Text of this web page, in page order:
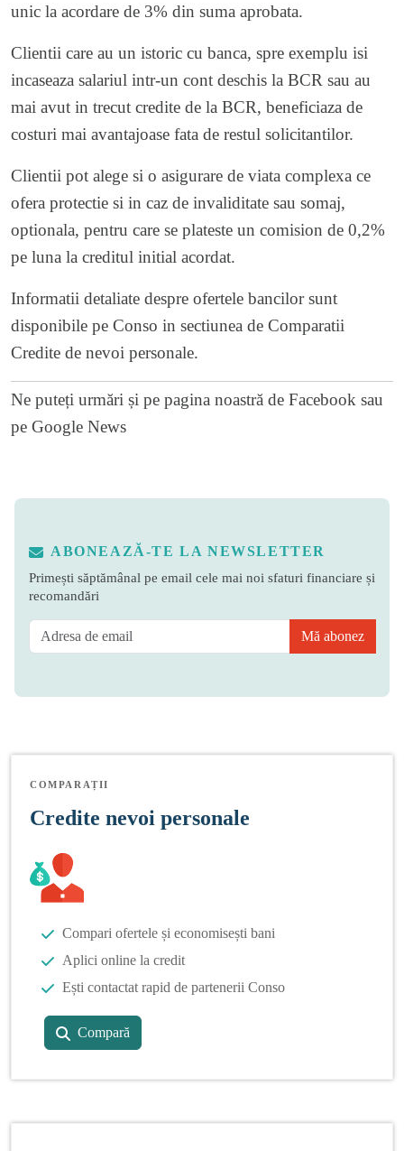
unic la acordare de 3% din suma aprobata.
Clientii care au un istoric cu banca, spre exemplu isi
incaseaza salariul intr-un cont deschis la BCR sau au
mai avut in trecut credite de la BCR, beneficiaza de
costuri mai avantajoase fata de restul solicitantilor.
Clientii pot alege si o asigurare de viata complexa ce
ofera protectie si in caz de invaliditate sau somaj,
optionala, pentru care se plateste un comision de 0,2%
pe luna la creditul initial acordat.
Informatii detaliate despre ofertele bancilor sunt
disponibile pe Conso in sectiunea de Comparatii
Credite de nevoi personale.
Ne puteți urmări și pe pagina noastră de Facebook sau
pe Google News
ABONEAZĂ-TE LA NEWSLETTER
Primești săptămânal pe email cele mai noi sfaturi financiare și
recomandări
Mă abonez
COMPARAȚII
Credite nevoi personale
Compari ofertele și economisești bani
Aplici online la credit
Ești contactat rapid de partenerii Conso
Compară